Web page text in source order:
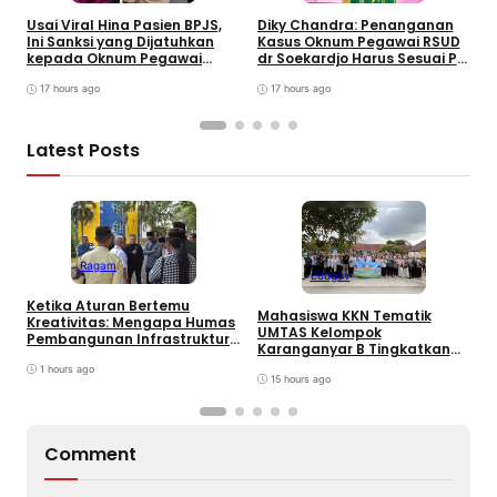
Usai Viral Hina Pasien BPJS,
Ini Sanksi yang Dijatuhkan
kepada Oknum Pegawai
17 hours ago
Diky Chandra: Penanganan
Kasus Oknum Pegawai RSUD
dr Soekardjo Harus Sesuai PP
17 hours ago
Latest Posts
Ragam
Ketika Aturan Bertemu
Kreativitas: Mengapa Humas
Pembangunan Infrastruktur
Adaptif?
1 hours ago
Edugov
Mahasiswa KKN Tematik
UMTAS Kelompok
Karanganyar B Tingkatkan
melalui Program GEMILANG
15 hours ago
Comment